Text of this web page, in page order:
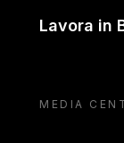
Lavora in
MEDIA